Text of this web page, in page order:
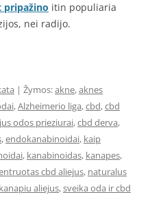
pripažino itin populiaria
nei radijo.
| Žymos:akne,aknes
,Alzheimerio liga,cbd,cbd
odos prieziurai,cbd derva,
,endokanabinoidai, kaip
, kanabinoidas, kanapes,
cbd aliejus, naturalus
aliejus,sveika oda ir cbd